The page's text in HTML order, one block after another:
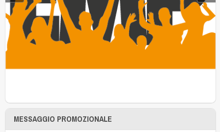
MESSAGGIO PROMOZIONALE